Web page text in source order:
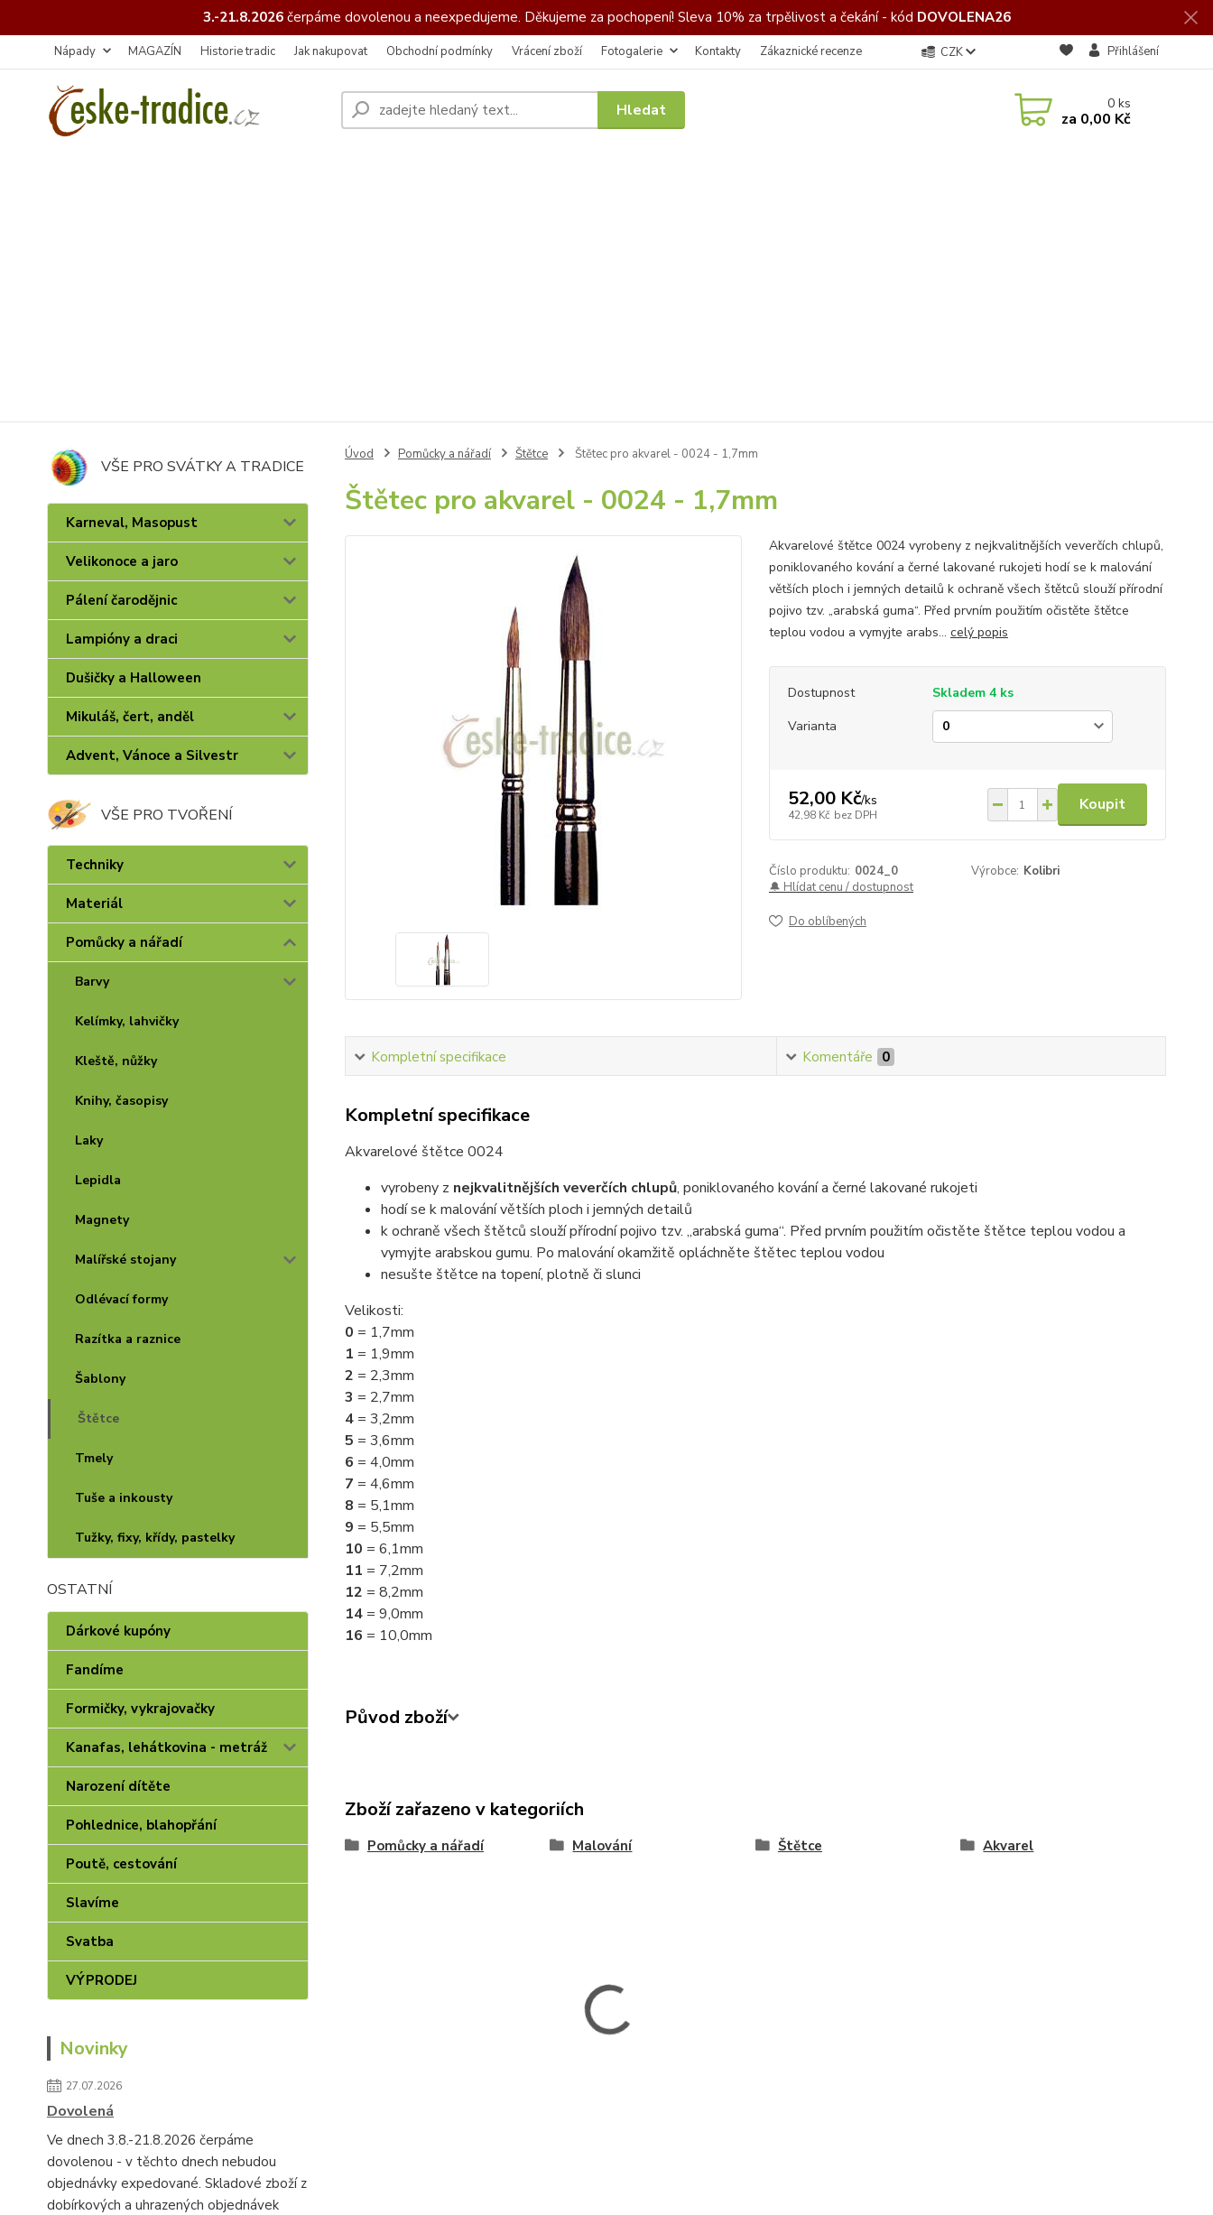
3.-21.8.2026čerpáme dovolenou a neexpedujeme. Děkujeme za pochopení! Sleva 10% za trpělivost a čekání - kód DOVOLENA26
Nápady MAGAZÍN Historie tradic Jak nakupovat Obchodní podmínky Vrácení zboží Fotogalerie Kontakty Zákaznické recenze CZK Přihlášení
Hledat 0ks
za 0,00 Kč
VŠE PRO SVÁTKY A TRADICE
Karneval, Masopust
Velikonoce a jaro
Pálení čarodějnic
Lampióny a draci
Dušičky a Halloween
Mikuláš, čert, anděl
Advent, Vánoce a Silvestr
VŠE PRO TVOŘENÍ
Techniky
Materiál
Pomůcky a nářadí
Barvy
Kelímky, lahvičky
Kleště, nůžky
Knihy, časopisy
Laky
Lepidla
Magnety
Malířské stojany
Odlévací formy
Razítka a raznice
Šablony
Štětce
Tmely
Tuše a inkousty
Tužky, fixy, křídy, pastelky
OSTATNÍ
Dárkové kupóny
Fandíme
Formičky, vykrajovačky
Kanafas, lehátkovina - metráž
Narození dítěte
Pohlednice, blahopřání
Poutě, cestování
Slavíme
Svatba
VÝPRODEJ
Novinky
27.07.2026
Dovolená
Ve dnech 3.8.-21.8.2026 čerpáme
dovolenou - v těchto dnech nebudou
objednávky expedované. Skladové zboží z
dobírkových a uhrazených objednávek
Úvod Pomůcky a nářadí Štětce Štětec pro akvarel - 0024 - 1,7mm
Štětec pro akvarel - 0024 - 1,7mm
Akvarelové štětce 0024 vyrobeny z nejkvalitnějších veverčích chlupů,
poniklovaného kování a černé lakované rukojeti hodí se k malování
větších ploch i jemných detailů k ochraně všech štětců slouží přírodní
pojivo tzv. „arabská guma“. Před prvním použitím očistěte štětce
teplou vodou a vymyjte arabs... celý popis
Dostupnost
Skladem 4 ks
Varianta
52,00 Kč/ks
42,98 Kč bez DPH
Koupit
Číslo produktu: 0024_0 Výrobce: Kolibri
🔔 Hlídat cenu / dostupnost
Do oblíbených
Kompletní specifikace Komentáře 0
Kompletní specifikace
Akvarelové štětce 0024
vyrobeny z nejkvalitnějších veverčích chlupů, poniklovaného kování a černé lakované rukojeti
hodí se k malování větších ploch i jemných detailů
k ochraně všech štětců slouží přírodní pojivo tzv. „arabská guma“. Před prvním použitím očistěte štětce teplou vodou a
vymyjte arabskou gumu. Po malování okamžitě opláchněte štětec teplou vodou
nesušte štětce na topení, plotně či slunci
Velikosti:
0 = 1,7mm
1 = 1,9mm
2 = 2,3mm
3 = 2,7mm
4= 3,2mm
5 = 3,6mm
6 = 4,0mm
7 = 4,6mm
8 = 5,1mm
9 = 5,5mm
10 = 6,1mm
11 = 7,2mm
12 = 8,2mm
14= 9,0mm
16 = 10,0mm
Původ zboží
Zboží zařazeno v kategoriích
Pomůcky a nářadí Malování Štětce Akvarel